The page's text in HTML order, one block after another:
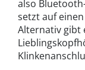
also
setzt auf
Alternativ gibt